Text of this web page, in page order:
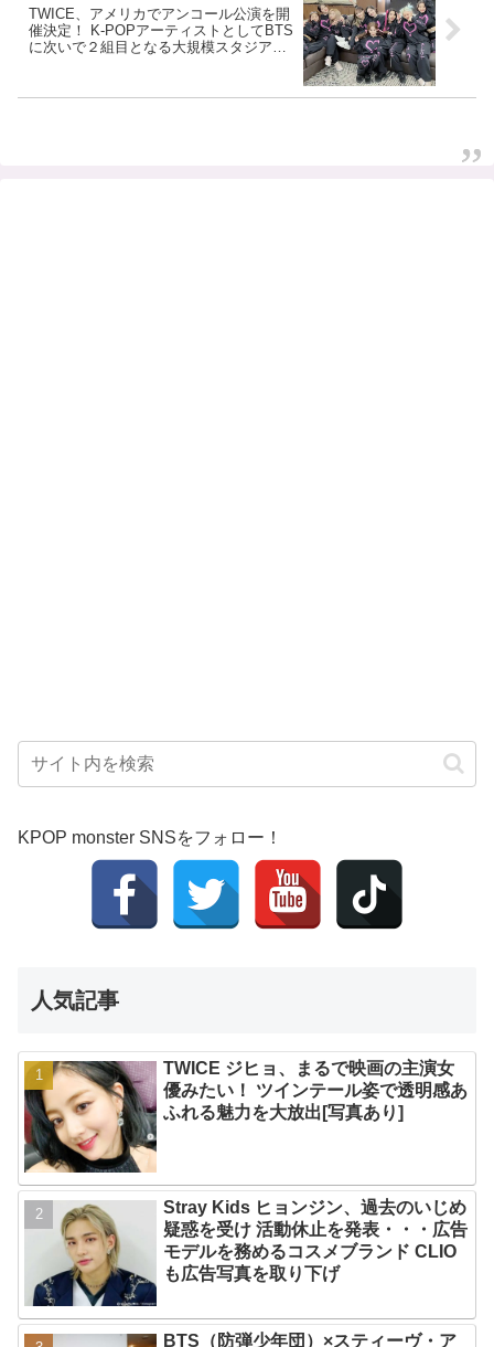
TWICE、アメリカでアンコール公演を開
催決定！ K-POPアーティストとしてBTS
に次いで２組目となる大規模スタジアム
KPOP monster SNSをフォロー！
人気記事
TWICE ジヒョ、まるで映画の主演女
優みたい！ ツインテール姿で透明感あ
ふれる魅力を大放出[写真あり]
Stray Kids ヒョンジン、過去のいじめ
疑惑を受け 活動休止を発表・・・広告
モデルを務めるコスメブランド CLIO
も広告写真を取り下げ
BTS（防弾少年団）×スティーヴ・ア